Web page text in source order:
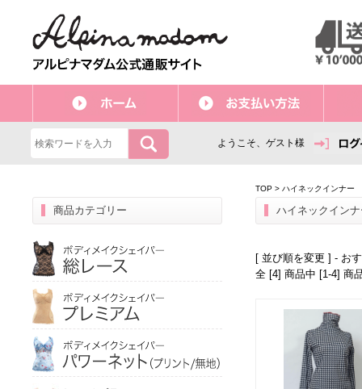
ようこそ、ゲスト様
商品カテゴリー
TOP > ハイネックインナー
ハイネックイン
[ 並び順を変更 ] - お
全 [4] 商品中 [1-4] 商